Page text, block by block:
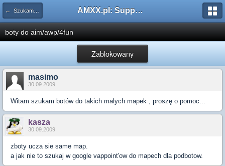
← Szukam pluginu AMXX.pl: Support AMX Mod X i SourceMod
boty do aim/awp/4fun
Zablokowany
masimo
30.09.2009
Witam szukam botów do takich malych mapek , proszę o pomoc...
kasza
30.09.2009
zboty ucza sie same map.
a jak nie to szukaj w google vappoint'ow do mapech dla podbotow.